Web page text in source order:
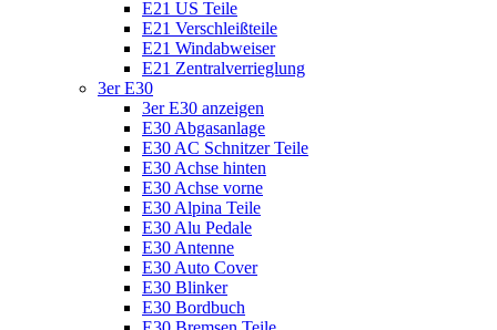
E21 US Teile
E21 Verschleißteile
E21 Windabweiser
E21 Zentralverrieglung
3er E30
3er E30 anzeigen
E30 Abgasanlage
E30 AC Schnitzer Teile
E30 Achse hinten
E30 Achse vorne
E30 Alpina Teile
E30 Alu Pedale
E30 Antenne
E30 Auto Cover
E30 Blinker
E30 Bordbuch